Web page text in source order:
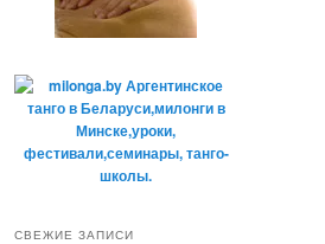
СВЕЖИЕ ЗАПИСИ